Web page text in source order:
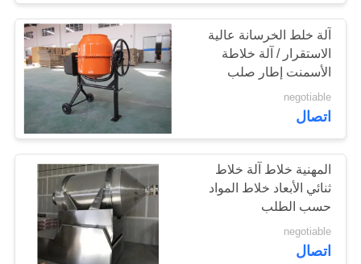
PRIVACY
POLICY
آلة ضغط الكمبيوتر
اللوحي
آلة خلط الخلاط
24
آلة خلط الخرسانة عالية
الاستقرار / آلة خلاطة
الأسمنت إطار صلب
negotiable
اتصال
المهنية خلاط آلة خلاط
ثنائي الأبعاد خلاط المواد
حسب الطلب
negotiable
اتصال